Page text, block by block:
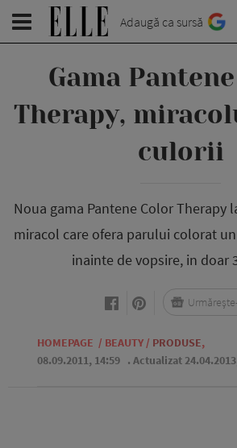
Adaugă ca sursă
Gama
Therapy,
culorii
Noua gama Pantene Color Therapy
miracol care ofera parului colorat
inainte de vopsire, in doar
HOMEPAGE / BEAUTY / PRODUSE,
08.09.2011, 14:59 . Actualizat